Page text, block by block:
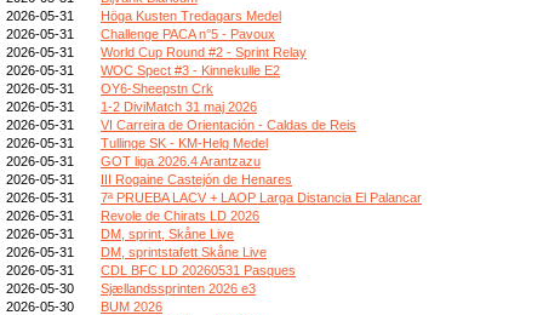
2026-05-31
Höga Kusten Tredagars Medel
2026-05-31
Challenge PACA n°5 - Pavoux
2026-05-31
World Cup Round #2 - Sprint Relay
2026-05-31
WOC Spect #3 - Kinnekulle E2
2026-05-31
OY6-Sheepstn Crk
2026-05-31
1-2 DiviMatch 31 maj 2026
2026-05-31
VI Carreira de Orientación - Caldas de Reis
2026-05-31
Tullinge SK - KM-Helg Medel
2026-05-31
GOT liga 2026.4 Arantzazu
2026-05-31
III Rogaine Castejón de Henares
2026-05-31
7ª PRUEBA LACV + LAOP Larga Distancia El Palancar
2026-05-31
Revole de Chirats LD 2026
2026-05-31
DM, sprint, Skåne Live
2026-05-31
DM, sprintstafett Skåne Live
2026-05-31
CDL BFC LD 20260531 Pasques
2026-05-30
Sjællandssprinten 2026 e3
2026-05-30
BUM 2026